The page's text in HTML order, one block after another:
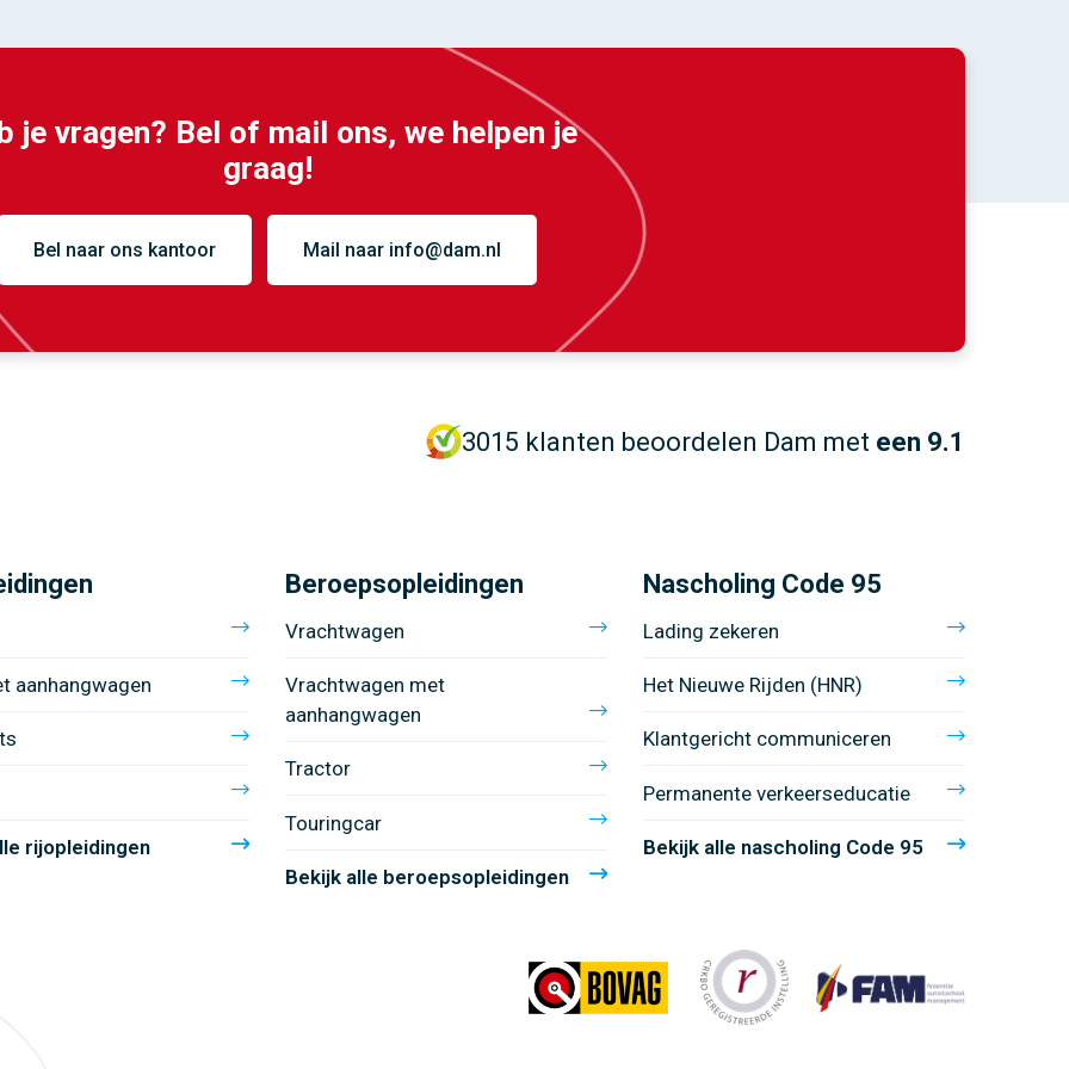
je vragen? Bel of mail ons, we helpen je
graag!
Bel naar ons kantoor Mail naar info@dam.nl
3015 klanten beoordelen Dam met een 9.1
aanhangwagen
rijopleidingen
Beroepsopleidingen
Vrachtwagen
Vrachtwagen met
aanhangwagen
Tractor
Touringcar
Bekijk alle beroepsopleidingen
Nascholing Code 95
Lading zekeren
Het Nieuwe Rijden (HNR)
Klantgericht communiceren
Permanente verkeerseducatie
Bekijk alle nascholing Code 95